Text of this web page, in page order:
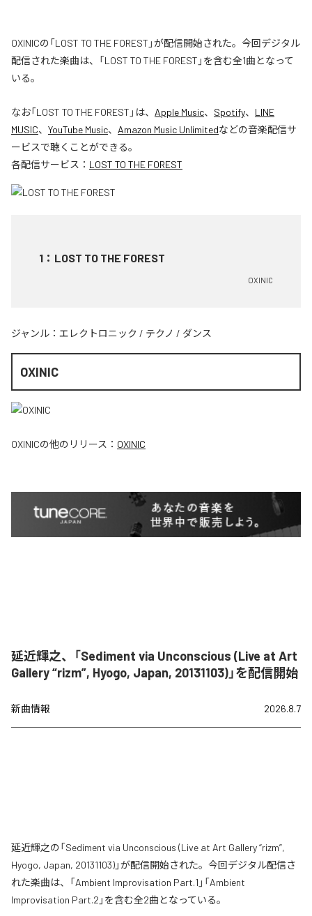
OXINICの「LOST TO THE FOREST」が配信開始された。今回デジタル
配信された楽曲は、「LOST TO THE FOREST」を含む全1曲となって
いる。
なお「LOST TO THE FOREST 」は、 Apple Music、 Spotify、 LINE
MUSIC、 YouTube Music、 Amazon Music Unlimitedなどの音楽配信サ
ービスで聴くことができる。
各配信サービス： LOST TO THE FOREST
1 ： LOST TO THE FOREST
OXINIC
ジャンル： エレクトロニック / テクノ / ダンス
OXINIC
OXINICの他のリリース： OXINIC
延近輝之、「Sediment via Unconscious (Live at Art
Gallery “rizm”, Hyogo, Japan, 20131103)」を配信開始
新曲情報 2026.8.7
延近輝之の「Sediment via Unconscious (Live at Art Gallery “rizm”,
Hyogo, Japan, 20131103)」が配信開始された。今回デジタル配信さ
れた楽曲は、「Ambient Improvisation Part.1」「Ambient
Improvisation Part.2」を含む全2曲となっている。